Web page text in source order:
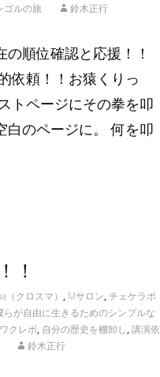
ゴルの旅 鈴木正行
順位確認と応援！！
頼！！お猿くりっ
トページにその拳を叩
白のページに。 何を叩
！
（クロスマ） , Mサロン,チェケラポ
らが自由に生きるためのシンプルな
クレボ, 自分の歴史を棚卸し,講演依
鈴木正行